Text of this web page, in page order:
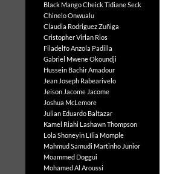
Black MangoCheick Tidiane Seck
Chinelo Onwualu
Claudia Rodriguez Zuñiga
Cristopher Virlan Rios
Filadelfo Anzola Padilla
Gabriel Mwene Okoundji
Hussein Bachir Amadour
Jean Joseph Rabearivelo
Jeison Jacome Jacome
Joshua McLemore
Julian Eduardo Baltazar
Kamel Riahi Lashawn Thompson
Lola Shoneyin Lília Momple
Mahmud Samudi Martinho Junior
Moammed Doggui
Mohamed Al Aroussi